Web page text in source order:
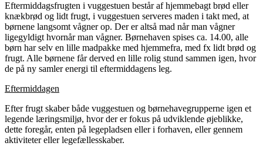
Eftermiddagsfrugten i vuggestuen består af hjemmebagt brød eller
knækbrød og lidt frugt, i vuggestuen serveres maden i takt med, at
børnene langsomt vågner op. Der er altså mad når man vågner
ligegyldigt hvornår man vågner. Børnehaven spises ca. 14.00, alle
børn har selv en lille madpakke med hjemmefra, med fx lidt brød og
frugt. Alle børnene får derved en lille rolig stund sammen igen, hvor
de på ny samler energi til eftermiddagens leg.
Eftermiddagen
Efter frugt skaber både vuggestuen og børnehavegrupperne igen et
legende læringsmiljø, hvor der er fokus på udviklende øjeblikke,
dette foregår, enten på legepladsen eller i forhaven, eller gennem
aktiviteter eller legefællesskaber.